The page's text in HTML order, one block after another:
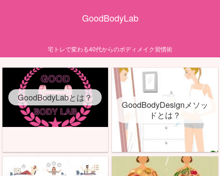
GoodBodyLab
宅トレで変わる40代からのボディメイク習慣術
GoodBodyLabとは？
GoodBodyDesignメソッ
ドとは？